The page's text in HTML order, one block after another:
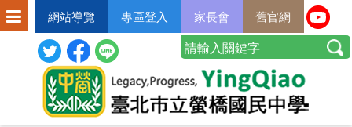
網站導覽 專區登入 家長會 舊官網